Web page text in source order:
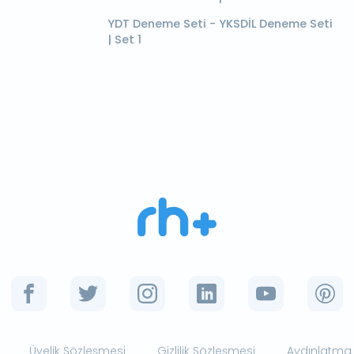
YDT Deneme Seti - YKSDİL Deneme Seti
| Set 1
Üyelik Sözleşmesi Gizlilik Sözleşmesi